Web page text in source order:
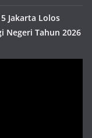
Jakarta Lolos
Negeri Tahun 2026